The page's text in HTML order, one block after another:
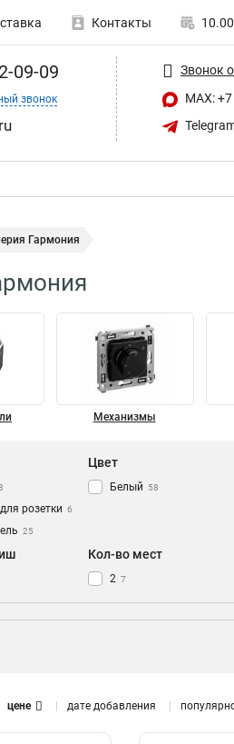
Контакты
09-09
звонок
Звонок
MAX:
Гармония
Механизмы
розетки 6
25
Цвет
Белый 58
Кол-во мест
2 7
3 2
6 1
цене дате добавления